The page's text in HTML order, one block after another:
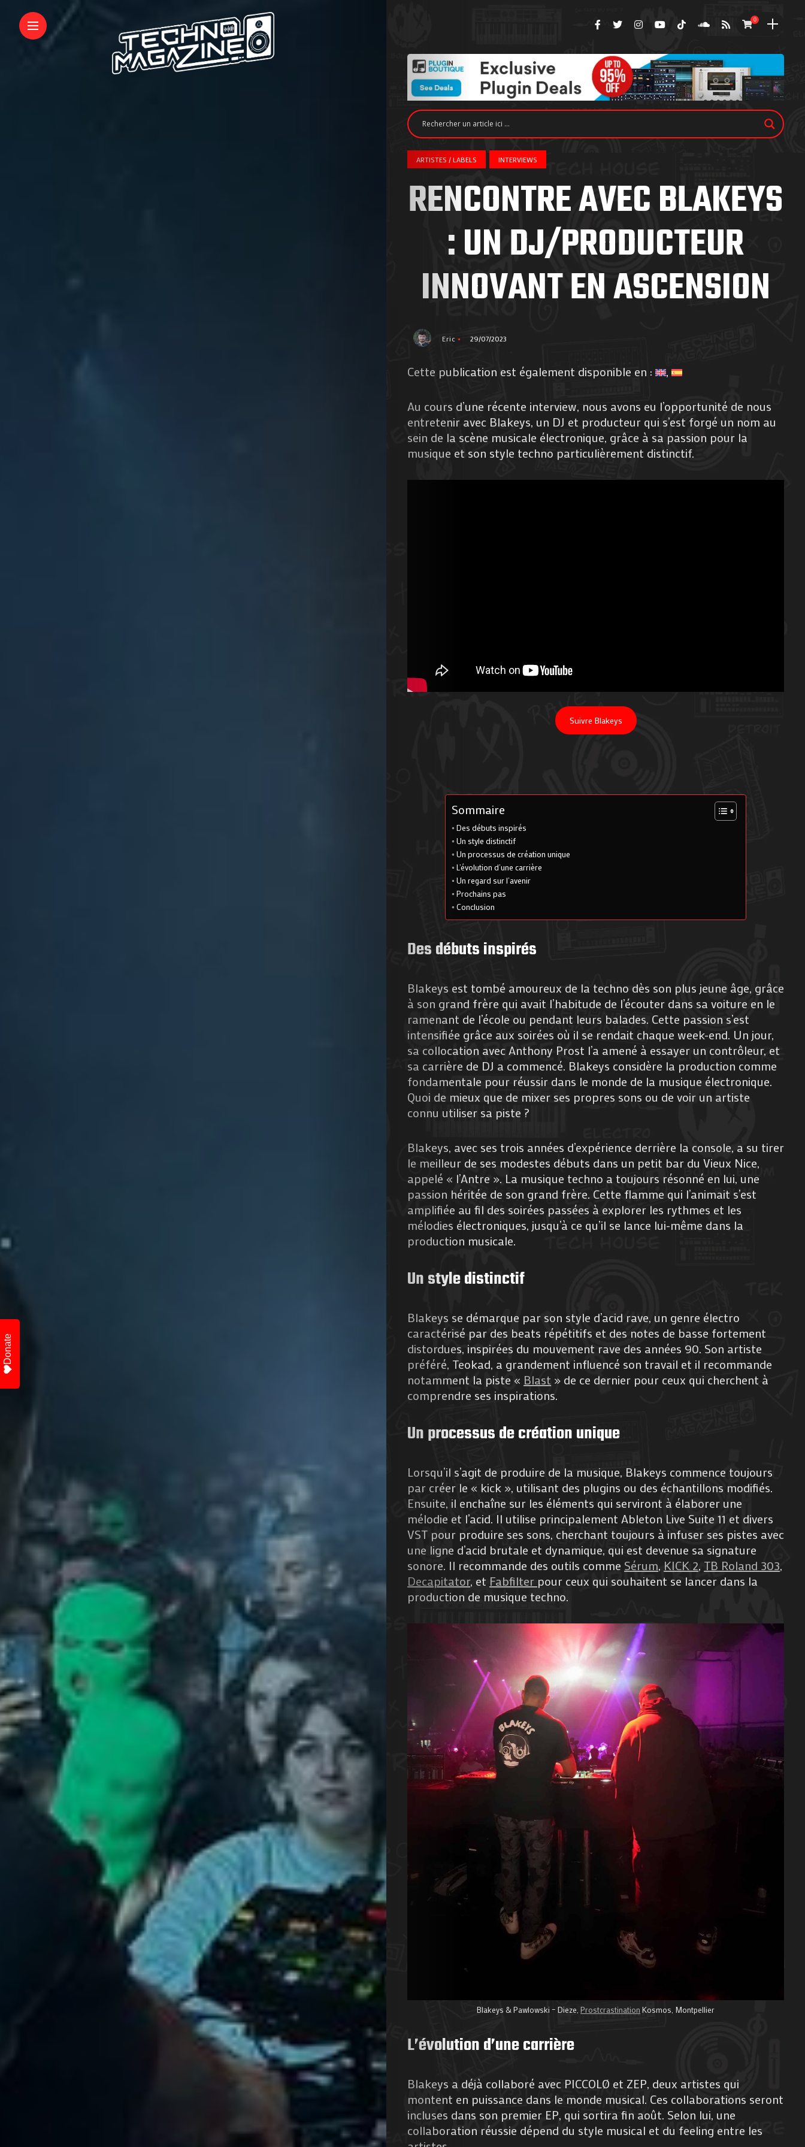
0
Agenda
Galerie
Photos
Magazine
Propos
de
Nous
Contactez-
!
Search
ARTISTES / LABELS INTERVIEWS
RENCONTRE AVEC BLAKEYS
: UN DJ/PRODUCTEUR
INNOVANT EN ASCENSION
Eric 29/07/2023
Cette publication est également disponible en :
Au cours d’une récente interview, nous avons eu l’opportunité de nous
entretenir avec Blakeys, un DJ et producteur qui s’est forgé un nom au
sein de la scène musicale électronique, grâce à sa passion pour la
musique et son style techno particulièrement distinctif.
Suivre Blakeys
Sommaire
Des débuts inspirés
Un style distinctif
Un processus de création unique
L’évolution d’une carrière
Un regard sur l’avenir
Prochains pas
Conclusion
Des débuts inspirés
Blakeys est tombé amoureux de la techno dès son plus jeune âge, grâce
à son grand frère qui avait l’habitude de l’écouter dans sa voiture en le
ramenant de l’école ou pendant leurs balades. Cette passion s’est
intensifiée grâce aux soirées où il se rendait chaque week-end. Un jour,
sa collocation avec Anthony Prost l’a amené à essayer un contrôleur, et
sa carrière de DJ a commencé. Blakeys considère la production comme
fondamentale pour réussir dans le monde de la musique électronique.
Quoi de mieux que de mixer ses propres sons ou de voir un artiste
connu utiliser sa piste ?
Blakeys, avec ses trois années d’expérience derrière la console, a su tirer
le meilleur de ses modestes débuts dans un petit bar du Vieux Nice,
appelé « l’Antre ». La musique techno a toujours résonné en lui, une
passion héritée de son grand frère. Cette flamme qui l’animait s’est
amplifiée au fil des soirées passées à explorer les rythmes et les
mélodies électroniques, jusqu’à ce qu’il se lance lui-même dans la
production musicale.
Un style distinctif
Blakeys se démarque par son style d’acid rave, un genre électro
caractérisé par des beats répétitifs et des notes de basse fortement
distordues, inspirées du mouvement rave des années 90. Son artiste
préféré, Teokad, a grandement influencé son travail et il recommande
notamment la piste « Blast » de ce dernier pour ceux qui cherchent à
comprendre ses inspirations.
Un processus de création unique
Lorsqu’il s’agit de produire de la musique, Blakeys commence toujours
par créer le « kick », utilisant des plugins ou des échantillons modifiés.
Ensuite, il enchaîne sur les éléments qui serviront à élaborer une
mélodie et l’acid. Il utilise principalement Ableton Live Suite 11 et divers
VST pour produire ses sons, cherchant toujours à infuser ses pistes avec
une ligne d’acid brutale et dynamique, qui est devenue sa signature
sonore. Il recommande des outils comme Sérum, KICK 2, TB Roland 303,
Decapitator, et Fabfilter pour ceux qui souhaitent se lancer dans la
production de musique techno.
Blakeys & Pawlowski – Dieze,Prostcrastination Kosmos, Montpellier
L’évolution d’une carrière
Blakeys a déjà collaboré avec PICCOLØ et ZEP, deux artistes qui
montent en puissance dans le monde musical. Ces collaborations seront
incluses dans son premier EP, qui sortira fin août. Selon lui, une
collaboration réussie dépend du style musical et du feeling entre les
Donate